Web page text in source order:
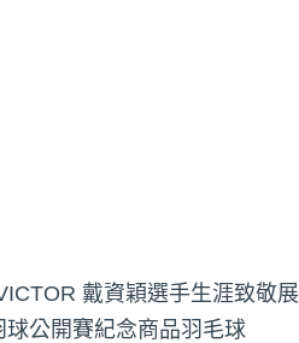
戴資穎選手生涯致敬展
球公開賽紀念商品羽毛球